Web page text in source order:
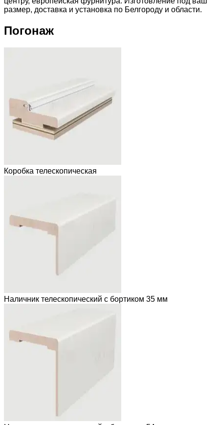
размер, доставка и установка по Белгороду и области.
Погонаж
Коробка телескопическая
Наличник телескопический с бортиком 35 мм